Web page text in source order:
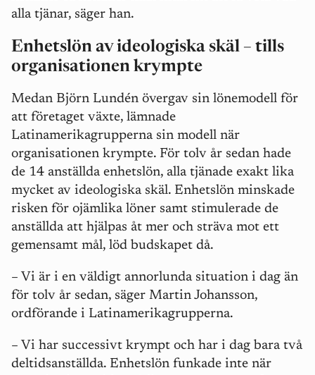
alla tjänar, säger han.
Enhetslön av ideologiska skäl – tills
organisationen krympte
Medan Björn Lundén övergav sin lönemodell för
att företaget växte, lämnade
Latinamerikagrupperna sin modell när
organisationen krympte. För tolv år sedan hade
de 14 anställda enhetslön, alla tjänade exakt lika
mycket av ideologiska skäl. Enhetslön minskade
risken för ojämlika löner samt stimulerade de
anställda att hjälpas åt mer och sträva mot ett
gemensamt mål, löd budskapet då.
– Vi är i en väldigt annorlunda situation i dag än
för tolv år sedan, säger Martin Johansson,
ordförande i Latinamerikagrupperna.
– Vi har successivt krympt och har i dag bara två
deltidsanställda. Enhetslön funkade inte när